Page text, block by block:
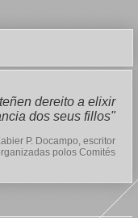
dereito a elixir
dos seus fillos"
P. Docampo, escritor
polos Comités